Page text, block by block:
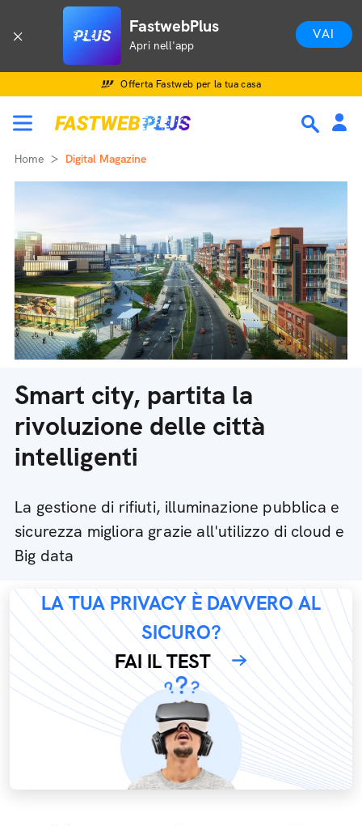
FastwebPlus
Apri nell'app
VAI
Offerta Fastweb per la tua casa
Home Digital Magazine
Smart city, partita la
rivoluzione delle città
intelligenti
La gestione di rifiuti, illuminazione pubblica e
sicurezza migliora grazie all'utilizzo di cloud e
Big data
LA TUA PRIVACY È DAVVERO AL
SICURO?
FAI IL TEST